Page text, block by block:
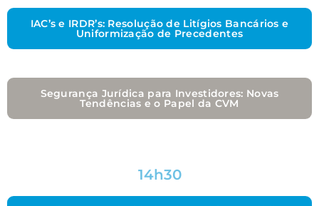
IAC’s e IRDR’s: Resolução de Litígios Bancários e
Uniformização de Precedentes
Segurança Jurídica para Investidores: Novas
Tendências e o Papel da CVM
14h30